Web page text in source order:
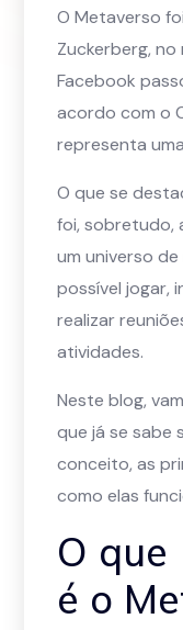
O Metaverso
Zuckerberg, no
Facebook
acordo com o
representa
O que se
foi, sobretudo,
um universo
possível jogar,
realizar
atividades.
Neste blog,
que já se sabe
conceito, as
como elas
O que
é o